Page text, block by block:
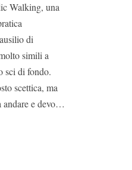
Walking, una
di
simili a
sci di fondo.
scettica, ma
andare e devo…